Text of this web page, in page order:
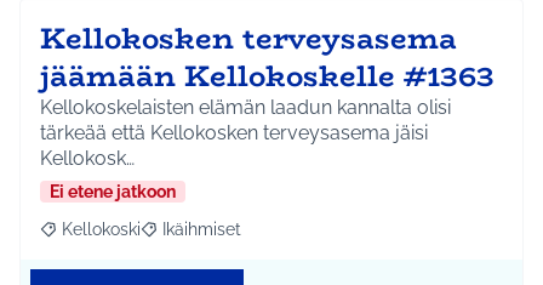
Kellokosken terveysasema
jäämään Kellokoskelle #1363
Kellokoskelaisten elämän laadun kannalta olisi
tärkeää että Kellokosken terveysasema jäisi
Kellokosk…
Ei etene jatkoon
Rajaa tulokset aihepiirin mukaan: Kellokoski
Kellokoski Rajaa tulokset teeman mukaan: Ikäihmiset
Ikäihmiset